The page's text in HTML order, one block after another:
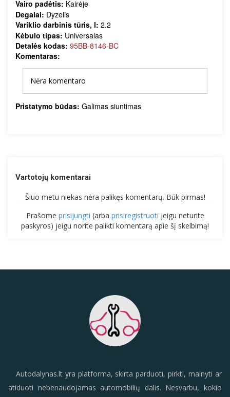
Vairo padėtis: Kairėje
Degalai: Dyzelis
Variklio darbinis tūris, l: 2.2
Kėbulo tipas: Universalas
Detalės kodas: 95BB-8146-BC
Komentaras:
Nėra komentaro
Pristatymo būdas: Galimas siuntimas
Vartotojų komentarai
Šiuo metu niekas nėra palikęs komentarų. Būk pirmas!
Prašome prisijungti (arba prisiregistruoti jeigu neturite
paskyros) jeigu norite palikti komentarą apie šį skelbimą!
Autodalynas.lt yra platforma, skirta parduoti, pirkti, mainyti ar
atiduoti nebenaudojamas automobilių dalis. Nesvarbu, kokio